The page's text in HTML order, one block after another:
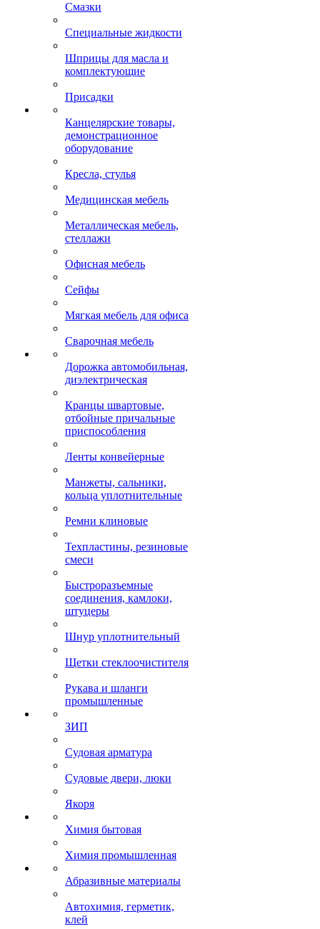
Смазки
Специальные жидкости
Шприцы для масла и
комплектующие
Присадки
Канцелярские товары,
демонстрационное
оборудование
Кресла, стулья
Медицинская мебель
Металлическая мебель,
стеллажи
Офисная мебель
Сейфы
Мягкая мебель для офиса
Сварочная мебель
Дорожка автомобильная,
диэлектрическая
Кранцы швартовые,
отбойные причальные
приспособления
Ленты конвейерные
Манжеты, сальники,
кольца уплотнительные
Ремни клиновые
Техпластины, резиновые
смеси
Быстроразъемные
соединения, камлоки,
штуцеры
Шнур уплотнительный
Щетки стеклоочистителя
Рукава и шланги
промышленные
ЗИП
Судовая арматура
Судовые двери, люки
Якоря
Химия бытовая
Химия промышленная
Абразивные материалы
Автохимия, герметик,
клей